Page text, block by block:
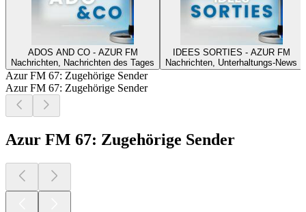
ADOS AND CO - AZUR FM
Nachrichten, Nachrichten des Tages
IDEES SORTIES - AZUR FM
Nachrichten, Unterhaltungs-News
Azur FM 67: Zugehörige Sender
Azur FM 67: Zugehörige Sender
Azur FM 67: Zugehörige Sender